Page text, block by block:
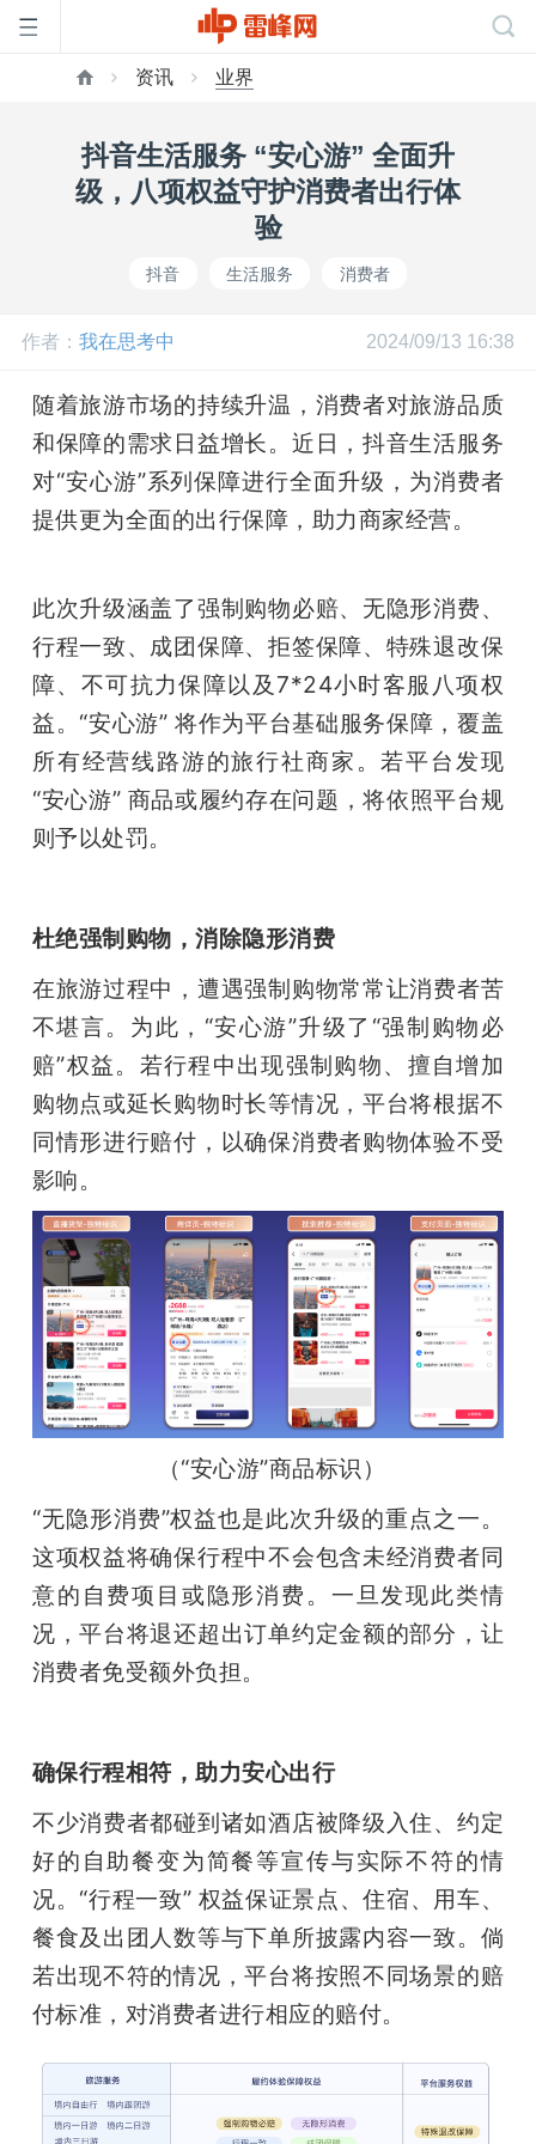
页
网
公
开
课
活
动
中
专
题
爱
搞
机
资讯 业界
抖音生活服务 “安心游” 全面升
级，八项权益守护消费者出行体
验
抖音 生活服务 消费者
作者： 我在思考中 2024/09/13 16:38
随着旅游市场的持续升温，消费者对旅游品质
和保障的需求日益增长。近日，抖音生活服务
对“安心游”系列保障进行全面升级，为消费者
提供更为全面的出行保障，助力商家经营。
此次升级涵盖了强制购物必赔、无隐形消费、
行程一致、成团保障、拒签保障、特殊退改保
障、不可抗力保障以及7*24小时客服八项权
益。“安心游” 将作为平台基础服务保障，覆盖
所有经营线路游的旅行社商家。若平台发现
“安心游” 商品或履约存在问题，将依照平台规
则予以处罚。
杜绝强制购物，消除隐形消费
在旅游过程中，遭遇强制购物常常让消费者苦
不堪言。为此，“安心游”升级了“强制购物必
赔”权益。若行程中出现强制购物、擅自增加
购物点或延长购物时长等情况，平台将根据不
同情形进行赔付，以确保消费者购物体验不受
影响。
（“安心游”商品标识）
“无隐形消费”权益也是此次升级的重点之一。
这项权益将确保行程中不会包含未经消费者同
意的自费项目或隐形消费。一旦发现此类情
况，平台将退还超出订单约定金额的部分，让
消费者免受额外负担。
确保行程相符，助力安心出行
不少消费者都碰到诸如酒店被降级入住、约定
好的自助餐变为简餐等宣传与实际不符的情
况。“行程一致” 权益保证景点、住宿、用车、
餐食及出团人数等与下单所披露内容一致。倘
若出现不符的情况，平台将按照不同场景的赔
付标准，对消费者进行相应的赔付。